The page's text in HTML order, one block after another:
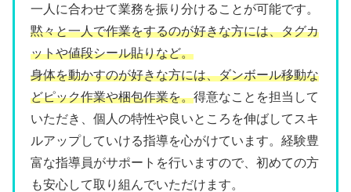
一人に合わせて業務を振り分けることが可能です。
黙々と一人で作業をするのが好きな方には、タグカ
ットや値段シール貼りなど。
身体を動かすのが好きな方には、ダンボール移動な
どピック作業や梱包作業を。得意なことを担当して
いただき、個人の特性や良いところを伸ばしてスキ
ルアップしていける指導を心がけています。経験豊
富な指導員がサポートを行いますので、初めての方
も安心して取り組んでいただけます。